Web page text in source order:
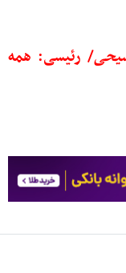
/ رئیسی: همه